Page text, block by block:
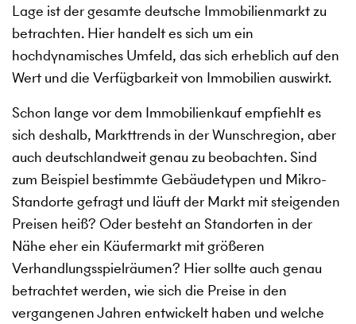
Lage ist der gesamte deutsche Immobilienmarkt zu
betrachten. Hier handelt es sich um ein
hochdynamisches Umfeld, das sich erheblich auf den
Wert und die Verfügbarkeit von Immobilien auswirkt.
Schon lange vor dem Immobilienkauf empfiehlt es
sich deshalb, Markttrends in der Wunschregion, aber
auch deutschlandweit genau zu beobachten. Sind
zum Beispiel bestimmte Gebäudetypen und Mikro-
Standorte gefragt und läuft der Markt mit steigenden
Preisen heiß? Oder besteht an Standorten in der
Nähe eher ein Käufermarkt mit größeren
Verhandlungsspielräumen? Hier sollte auch genau
betrachtet werden, wie sich die Preise in den
vergangenen Jahren entwickelt haben und welche